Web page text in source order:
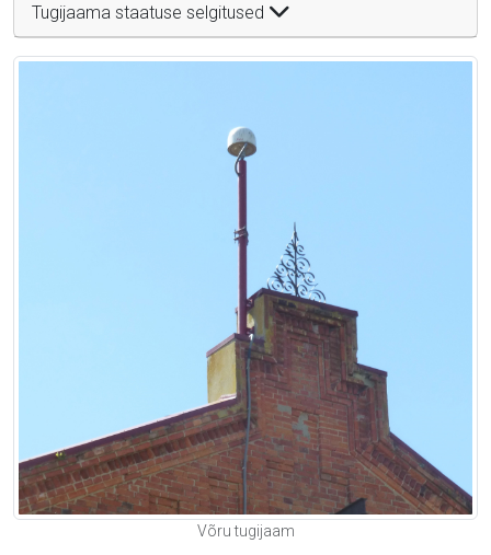
Tugijaama staatuse selgitused
Võru tugijaam